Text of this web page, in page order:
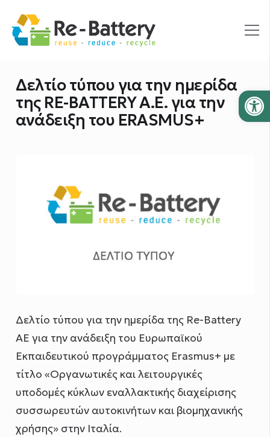
Δελτίο τύπου για την ημερίδα
της RE-BATTERY Α.Ε. για την
ανάδειξη του ERASMUS+
Δελτίο τύπου για την ημερίδα της Re-Battery
AE για την ανάδειξη του Ευρωπαϊκού
Εκπαιδευτικού προγράμματος Erasmus+ με
τίτλο «Οργανωτικές και λειτουργικές
υποδομές κύκλων εναλλακτικής διαχείρισης
συσσωρευτών αυτοκινήτων και βιομηχανικής
χρήσης» στην Ιταλία.